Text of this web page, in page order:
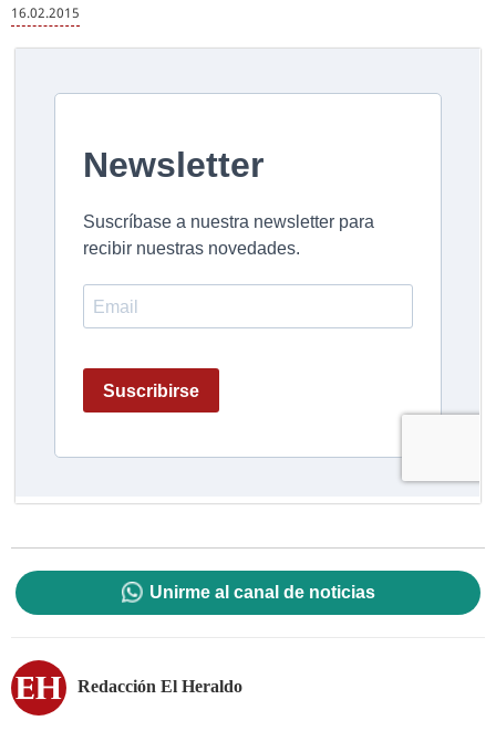
16.02.2015
Unirme al canal de noticias
Redacción El Heraldo